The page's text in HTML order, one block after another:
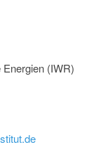
(IWR)